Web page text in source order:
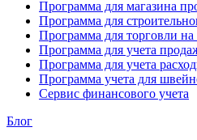
Программа для магазина
Программа для
Программа для торговли на
Программа для учета
Программа для учета
Программа учета для
Сервис финансового учета
Блог